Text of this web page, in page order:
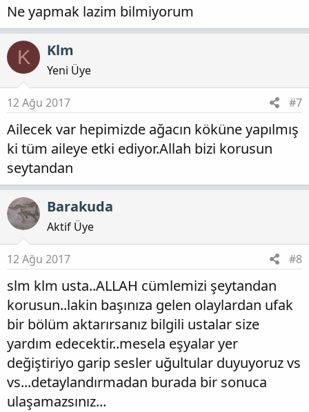
Ne yapmak lazim bilmiyorum
K Klm
Yeni Üye
12 Ağu 2017 #7
Ailecek var hepimizde ağacın köküne yapılmış
ki tüm aileye etki ediyor.Allah bizi korusun
seytandan
Barakuda
Aktif Üye
12 Ağu 2017 #8
slm klm usta..ALLAH cümlemizi şeytandan
korusun..lakin başınıza gelen olaylardan ufak
bir bölüm aktarırsanız bilgili ustalar size
yardım edecektir..mesela eşyalar yer
değiştiriyo garip sesler uğultular duyuyoruz vs
vs...detaylandırmadan burada bir sonuca
ulaşamazsınız...